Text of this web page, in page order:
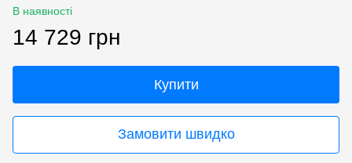
В наявності
14 729 грн
Купити
Замовити швидко